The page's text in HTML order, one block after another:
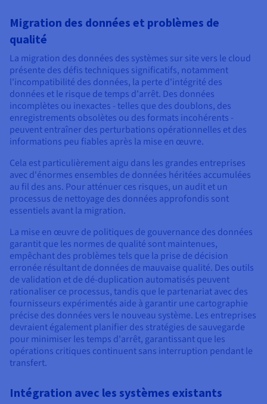
Migration des données et problèmes de
qualité
La migration des données des systèmes sur site vers le cloud
présente des défis techniques significatifs, notamment
l'incompatibilité des données, la perte d'intégrité des
données et le risque de temps d'arrêt. Des données
incomplètes ou inexactes - telles que des doublons, des
enregistrements obsolètes ou des formats incohérents -
peuvent entraîner des perturbations opérationnelles et des
informations peu fiables après la mise en œuvre.
Cela est particulièrement aigu dans les grandes entreprises
avec d'énormes ensembles de données héritées accumulées
au fil des ans. Pour atténuer ces risques, un audit et un
processus de nettoyage des données approfondis sont
essentiels avant la migration.
La mise en œuvre de politiques de gouvernance des données
garantit que les normes de qualité sont maintenues,
empêchant des problèmes tels que la prise de décision
erronée résultant de données de mauvaise qualité. Des outils
de validation et de dé-duplication automatisés peuvent
rationaliser ce processus, tandis que le partenariat avec des
fournisseurs expérimentés aide à garantir une cartographie
précise des données vers le nouveau système. Les entreprises
devraient également planifier des stratégies de sauvegarde
pour minimiser les temps d'arrêt, garantissant que les
opérations critiques continuent sans interruption pendant le
transfert.
Intégration avec les systèmes existants